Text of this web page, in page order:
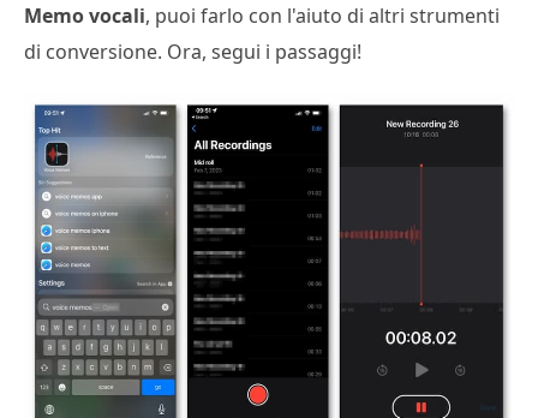
Memo vocali, puoi farlo con l'aiuto di altri strumenti
di conversione. Ora, segui i passaggi!